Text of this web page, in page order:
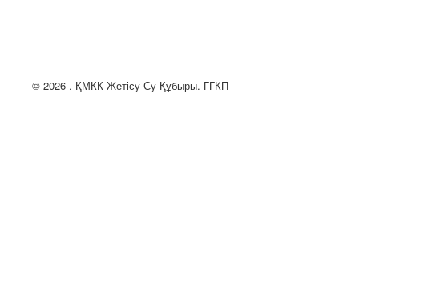
© 2026 . ҚМКК Жетісу Су Құбыры. ГГКП